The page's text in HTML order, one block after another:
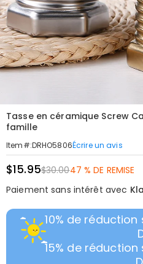
Tasse en céramique Screw
famille
Item#:DRHO5806Écrire un avis
$15.95$30.0047 % DE REMISE
Paiement sans intérêt avec
10% de
15% de